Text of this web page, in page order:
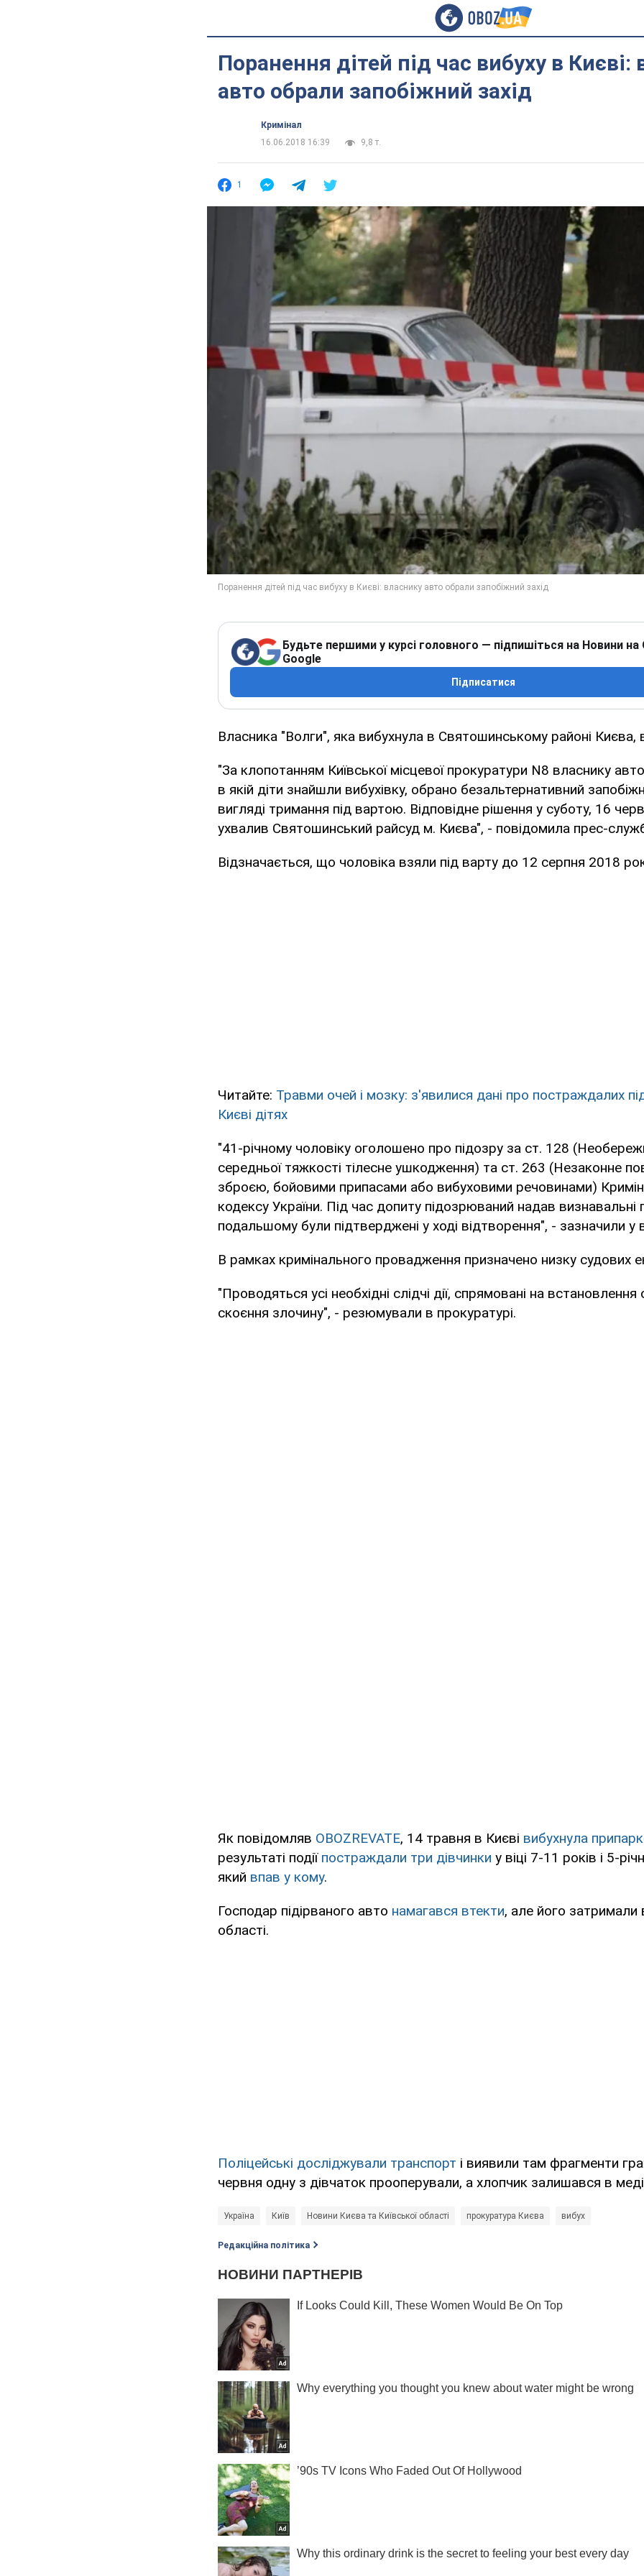
Поранення дітей під час вибуху в Києві:
авто обрали запобіжний захід
Кримінал
16.06.2018 16:39
9,8 т.
1
Будьте першими у курсі головного — підпишіться на Новини на
Google
Підписатися
Власника "Волги", яка вибухнула в Святошинському районі Києва,
"За клопотанням Київської місцевої прокуратури N8 власнику
в якій діти знайшли вибухівку, обрано безальтернативний
вигляді тримання під вартою. Відповідне рішення у суботу, 16
ухвалив Святошинський райсуд м. Києва", - повідомила прес-
Відзначається, що чоловіка взяли під варту до 12 серпня 2018
Читайте: Травми очей і мозку: з'явилися дані про постраждалих
Києві дітях
"41-річному чоловіку оголошено про підозру за ст. 128
середньої тяжкості тілесне ушкодження) та ст. 263 (Незаконне
зброєю, бойовими припасами або вибуховими речовинами)
кодексу України. Під час допиту підозрюваний надав визнавальні
подальшому були підтверджені у ході відтворення", - зазначили у
В рамках кримінального провадження призначено низку судових
"Проводяться усі необхідні слідчі дії, спрямовані на
скоєння злочину", - резюмували в прокуратурі.
Як повідомляв OBOZREVATE, 14 травня в Києві вибухнула
результаті події постраждали три дівчинки у віці 7-11 років і 5-
який впав у кому.
Господар підірваного авто намагався втекти, але його затримали
області.
Поліцейські досліджували транспорт і виявили там фрагменти
червня одну з дівчаток прооперували, а хлопчик залишався в
Україна Київ Новини Києва та Київської області прокуратура Києва вибух
Редакційна політика